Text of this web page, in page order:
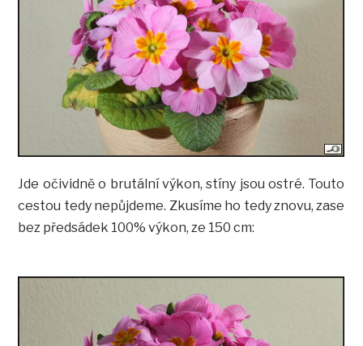
Jde očividně o brutální výkon, stíny jsou ostré. Touto
cestou tedy nepůjdeme. Zkusíme ho tedy znovu, zase
bez předsádek 100% výkon, ze 150 cm: